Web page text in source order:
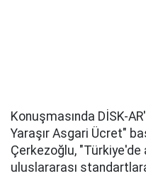
Konuşmasında DİSK-
Yaraşır Asgari Ücret"
Çerkezoğlu,
uluslararası